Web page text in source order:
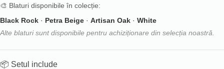
🎨 Blaturi disponibile în colecție:
Black Rock · Petra Beige · Artisan Oak · White
Alte blaturi sunt disponibile pentru achiziționare din selecția noastră.
📦 Setul include